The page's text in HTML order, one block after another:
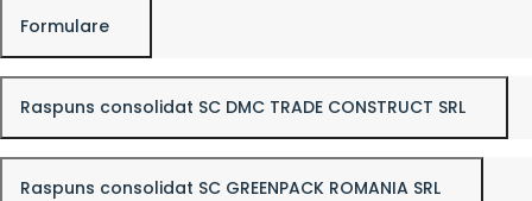
Formulare
Raspuns consolidat SC DMC TRADE CONSTRUCT SRL
Raspuns consolidat SC GREENPACK ROMANIA SRL